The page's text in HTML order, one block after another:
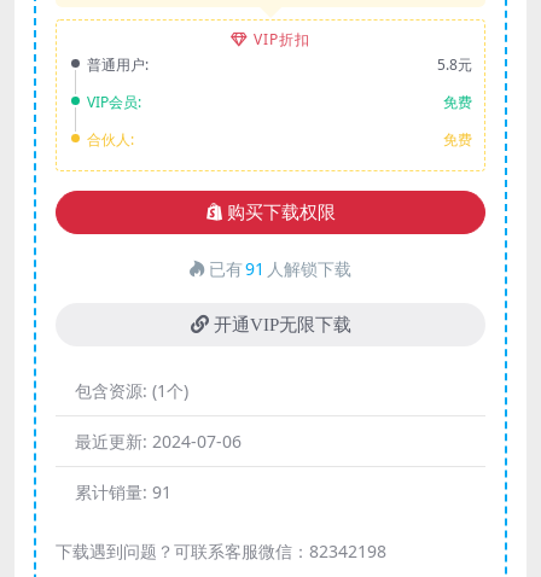
VIP折扣
普通用户:
5.8元
VIP会员:
免费
合伙人:
免费
购买下载权限
已有91 人解锁下载
开通VIP无限下载
包含资源: (1个)
最近更新: 2024-07-06
累计销量: 91
下载遇到问题？可联系客服微信：82342198